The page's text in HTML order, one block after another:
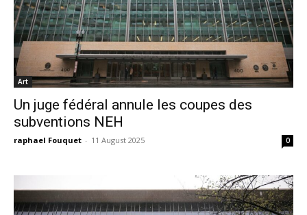
Art
Un juge fédéral annule les coupes des
subventions NEH
raphael Fouquet - 11 August 2025 0